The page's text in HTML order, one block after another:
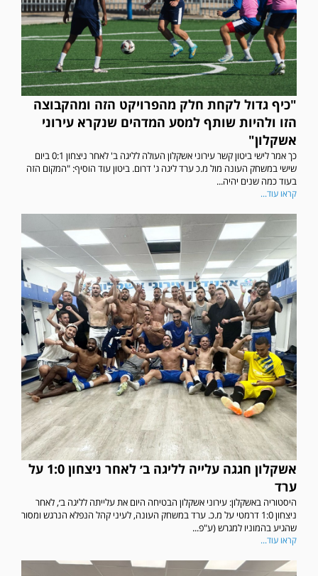
"כיף גדול לקחת חלק מהפרויקט הזה ומהקבוצה
הזו ולהיות שותף למסע המדהים שנקרא עירוני
אשקלון"
כך אמר לישי ביטון קשר עירוני אשקלון העולה לליגה ב' לאחר ניצחון 0:1 ביום
שישי במשחק העונה מול מ.כ ערד ליגה ג' דרום. ביטון עוד הוסיף: "המקום הזה
בעוד כמה שנים יהיה...
קראו עוד...
אשקלון חגגה עלייה לליגה ב׳ לאחר ניצחון 1:0 על
ערד
היסטוריה באשקלון: עירוני אשקלון הבטיחה היום את עלייתה לליגה ב׳, לאחר
ניצחון 1:0 דרמטי על מ.כ. ערד במשחק העונה, לעיני קהל הנפלא הנרגש ומסור
שהגיע בהמוניו למגרש (ע"פ...
קראו עוד...